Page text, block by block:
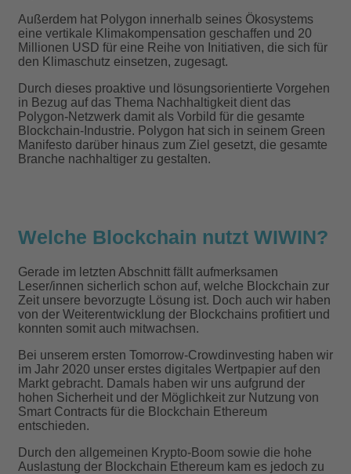
Außerdem hat Polygon innerhalb seines Ökosystems
eine vertikale Klimakompensation geschaffen und 20
Millionen USD für eine Reihe von Initiativen, die sich für
den Klimaschutz einsetzen, zugesagt.
Durch dieses proaktive und lösungsorientierte Vorgehen
in Bezug auf das Thema Nachhaltigkeit dient das
Polygon-Netzwerk damit als Vorbild für die gesamte
Blockchain-Industrie. Polygon hat sich in seinem Green
Manifesto darüber hinaus zum Ziel gesetzt, die gesamte
Branche nachhaltiger zu gestalten.
Welche Blockchain nutzt WIWIN?
Gerade im letzten Abschnitt fällt aufmerksamen
Leser/innen sicherlich schon auf, welche Blockchain zur
Zeit unsere bevorzugte Lösung ist. Doch auch wir haben
von der Weiterentwicklung der Blockchains profitiert und
konnten somit auch mitwachsen.
Bei unserem ersten Tomorrow-Crowdinvesting haben wir
im Jahr 2020 unser erstes digitales Wertpapier auf den
Markt gebracht. Damals haben wir uns aufgrund der
hohen Sicherheit und der Möglichkeit zur Nutzung von
Smart Contracts für die Blockchain Ethereum
entschieden.
Durch den allgemeinen Krypto-Boom sowie die hohe
Auslastung der Blockchain Ethereum kam es jedoch zu